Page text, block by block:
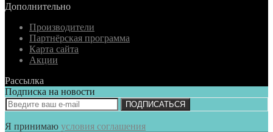
Дополнительно
Производители
Партнёрская программа
Карта сайта
Акции
Рассылка
Подписка на новости
ПОДПИСАТЬСЯ
Я принимаю условия соглашения